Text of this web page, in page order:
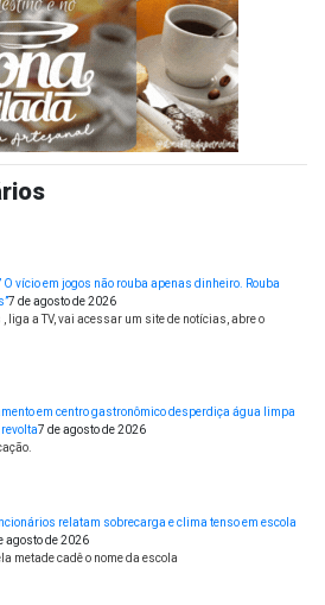
O vício em jogos não rouba apenas dinheiro. Rouba
7 de agosto de 2026
liga a TV, vai acessar um site de notícias, abre o
em centro gastronômico desperdiça água limpa
7 de agosto de 2026
relatam sobrecarga e clima tenso em escola
agosto de 2026
metade cadê o nome da escola